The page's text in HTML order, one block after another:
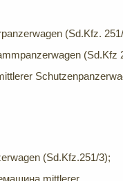
(Sd.Kfz.
(Sd.Kfz
(Sd.Kfz.251/3);